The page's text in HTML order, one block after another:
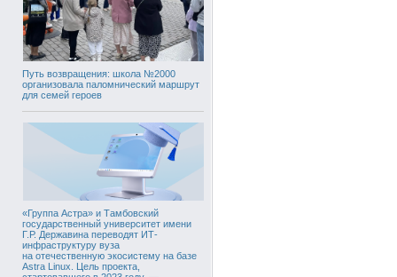
Путь возвращения: школа №2000
организовала паломнический маршрут
для семей героев
«Группа Астра» и Тамбовский
государственный университет имени
Г.Р. Державина переводят ИТ-
инфраструктуру вуза
на отечественную экосистему на базе
Astra Linux. Цель проекта,